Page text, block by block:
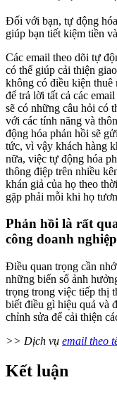
Đối với bạn, tự động
giúp bạn tiết kiệm tiền
Các email theo dõi tự
có thể giúp cải thiện
không có điều kiện thuê
để trả lời tất cả các
sẽ có những câu hỏi có
với các tính năng và
động hóa phản hồi sẽ gửi
tức, vì vậy khách hàng
nữa, việc tự động hóa
thông điệp trên nhiều
khán giả của họ theo
gặp phải mỗi khi họ
Phản hồi là rất
công doanh
Điều quan trọng cần
những biến số ảnh
trọng trong việc tiếp thị
biết điều gì hiệu quả và
chỉnh sửa để cải thiện
>> Dịch vụ email theo
Kết luận